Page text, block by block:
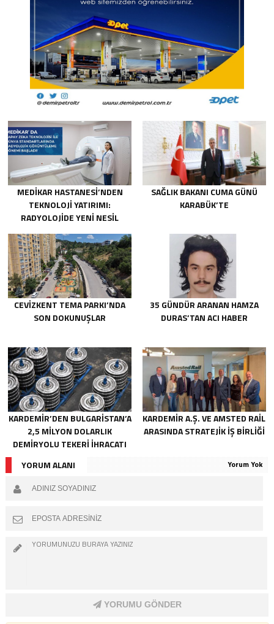
MEDİKAR HASTANESİ’NDEN
TEKNOLOJİ YATIRIMI:
RADYOLOJİDE YENİ NESİL
SAĞLIK BAKANI CUMA GÜNÜ
KARABÜK’TE
CEVİZKENT TEMA PARKI’NDA
SON DOKUNUŞLAR
35 GÜNDÜR ARANAN HAMZA
DURAS’TAN ACI HABER
KARDEMİR’DEN BULGARİSTAN’A
2,5 MİLYON DOLARLIK
DEMİRYOLU TEKERİ İHRACATI
KARDEMİR A.Ş. VE AMSTED RAİL
ARASINDA STRATEJİK İŞ BİRLİĞİ
YORUM ALANI Yorum Yok
YORUMU GÖNDER